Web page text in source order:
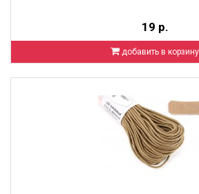
19 р.
добавить в корзину